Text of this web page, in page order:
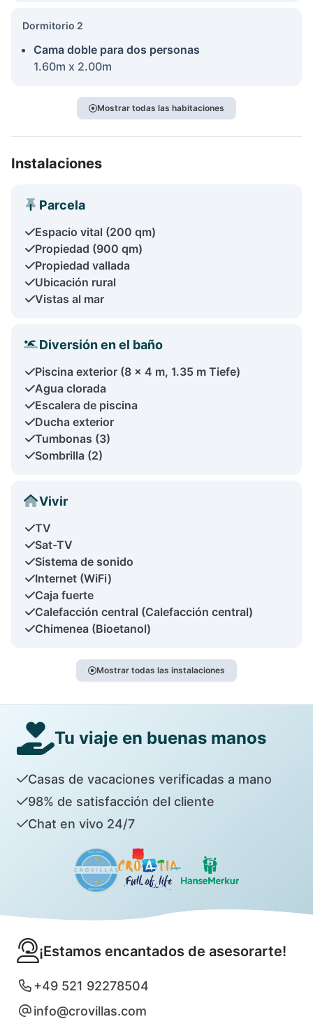
Dormitorio 2
Cama doble para dos personas
1.60m x 2.00m
Mostrar todas las habitaciones
Instalaciones
Parcela
Espacio vital (200 qm)
Propiedad (900 qm)
Propiedad vallada
Ubicación rural
Vistas al mar
Diversión en el baño
Piscina exterior (8 x 4 m, 1.35 m Tiefe)
Agua clorada
Escalera de piscina
Ducha exterior
Tumbonas (3)
Sombrilla (2)
Vivir
TV
Sat-TV
Sistema de sonido
Internet (WiFi)
Caja fuerte
Calefacción central (Calefacción central)
Chimenea (Bioetanol)
Mostrar todas las instalaciones
Tu viaje en buenas manos
Casas de vacaciones verificadas a mano
98% de satisfacción del cliente
Chat en vivo 24/7
¡Estamos encantados de asesorarte!
+49 521 92278504
info@crovillas.com